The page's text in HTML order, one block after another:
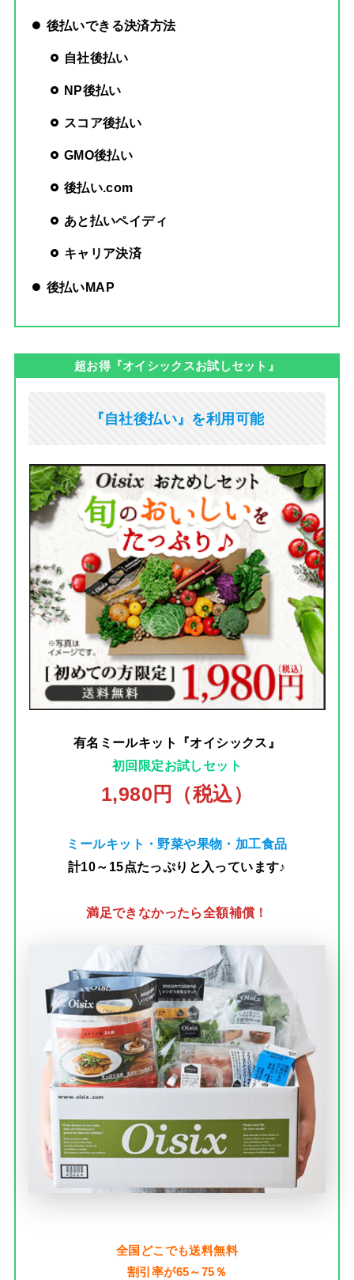
後払いできる決済方法
自社後払い
NP後払い
スコア後払い
GMO後払い
後払い.com
あと払いペイディ
キャリア決済
後払いMAP
超お得『オイシックスお試しセット』
『自社後払い』を利用可能
有名ミールキット『オイシックス』
初回限定お試しセット
1,980円（税込）
ミールキット・野菜や果物・加工食品
計10～15点たっぷりと入っています♪
満足できなかったら全額補償！
全国どこでも送料無料
割引率が65～75％